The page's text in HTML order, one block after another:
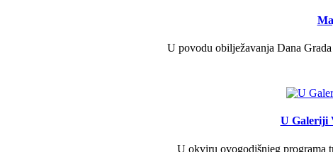
U povodu obilježavanja Dana
U Galeriji
U okviru ovogodišnjeg programa